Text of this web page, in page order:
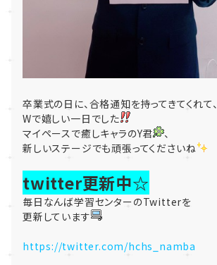
卒業式の日に、合格通知を持ってきてくれて、
Wで嬉しい一日でした
マイペースで癒しキャラのY君
、
新しいステージでも頑張ってくださいね
twitter更新中☆
毎日なんば学習センターのTwitterを
更新しています
https://twitter.com/hchs_namba